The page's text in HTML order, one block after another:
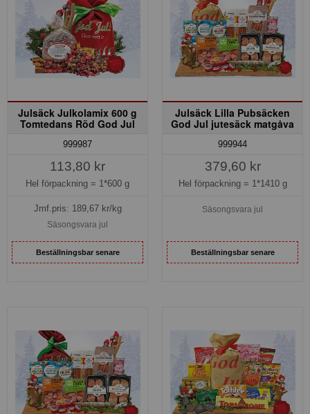
Julsäck Julkolamix 600 g
Tomtedans Röd God Jul
999987
113,80 kr
Hel förpackning = 1*600 g
Jmf.pris: 189,67kr/kg
Säsongsvara jul
Beställningsbar senare
Julsäck Lilla Pubsäcken
God Jul jutesäck matgåva
999944
379,60 kr
Hel förpackning = 1*1410 g
Säsongsvara jul
Beställningsbar senare